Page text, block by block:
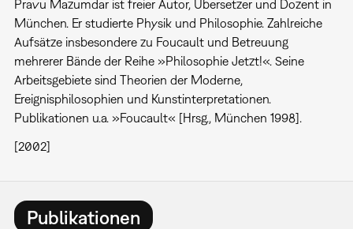
Pravu Mazumdar ist freier Autor, Übersetzer und Dozent in
München. Er studierte Physik und Philosophie. Zahlreiche
Aufsätze insbesondere zu Foucault und Betreuung
mehrerer Bände der Reihe »Philosophie Jetzt!«. Seine
Arbeitsgebiete sind Theorien der Moderne,
Ereignisphilosophien und Kunstinterpretationen.
Publikationen u.a. »Foucault« [Hrsg., München 1998].
[2002]
Publikationen